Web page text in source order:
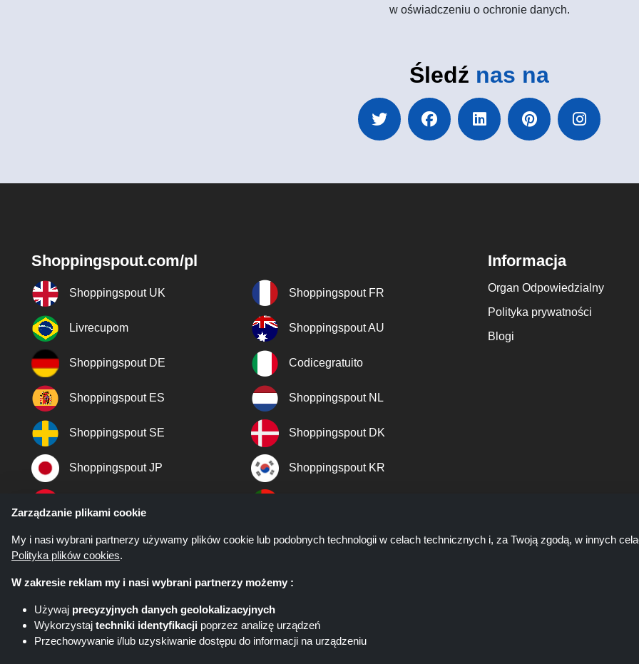
w oświadczeniu o ochronie danych.
Śledź nas na
Shoppingspout.com/pl
Shoppingspout UK Shoppingspout FR
Livrecupom Shoppingspout AU
Shoppingspout DE Codicegratuito
Shoppingspout ES Shoppingspout NL
Shoppingspout SE Shoppingspout DK
Shoppingspout JP Shoppingspout KR
Shoppingspout NO
Informacja
Organ Odpowiedzialny
Polityka prywatności
Blogi
Zarządzanie plikami cookie
My i nasi wybrani partnerzy używamy plików cookie lub podobnych technologii w celach technicznych i, za Twoją zgodą, w innych
Polityka plików cookies.
W zakresie reklam my i nasi wybrani partnerzy możemy :
Używaj precyzyjnych danych geolokalizacyjnych
Wykorzystaj techniki identyfikacji poprzez analizę urządzeń
Przechowywanie i/lub uzyskiwanie dostępu do informacji na urządzeniu